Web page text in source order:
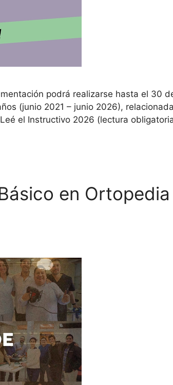
podrá realizarse hasta el 30
(junio 2021 – junio 2026),
Leé el Instructivo 2026 (lectura
en